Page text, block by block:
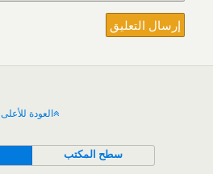
العودة للأعلى
سطح المكتب